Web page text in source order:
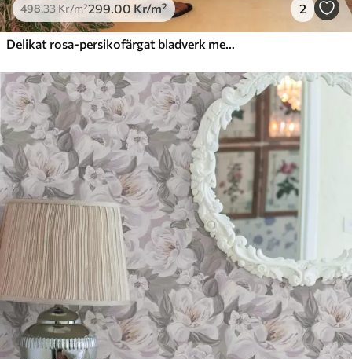
498.33Kr/m²299.00 Kr/m² 2
Delikat rosa-persikofärgat bladverk med en mjuk färgskimmer